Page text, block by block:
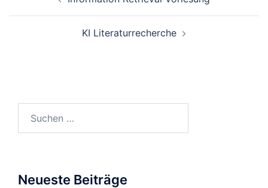
Navigation
KI Literaturrecherche
Neueste Beiträge